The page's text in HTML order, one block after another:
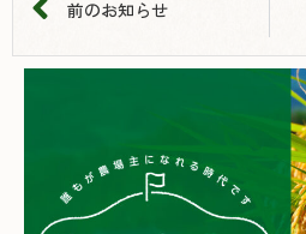
前のお知らせ